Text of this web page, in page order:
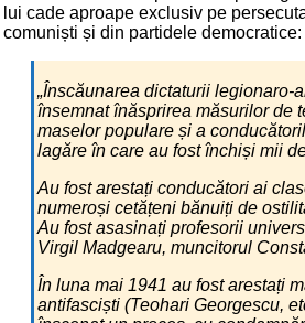
lui cade aproape exclusiv pe
comuniști și din partidele democratice:
„Înscăunarea dictaturii legionaro-
însemnat înăsprirea măsurilor de
maselor populare și a
lagăre în care au fost închiși mii
Au fost arestați conducători ai
numeroși cetățeni bănuiți de
Au fost asasinați profesorii
Virgil Madgearu, muncitorul
În luna mai 1941 au fost arestați
antifasciști (Teohari Georgescu,